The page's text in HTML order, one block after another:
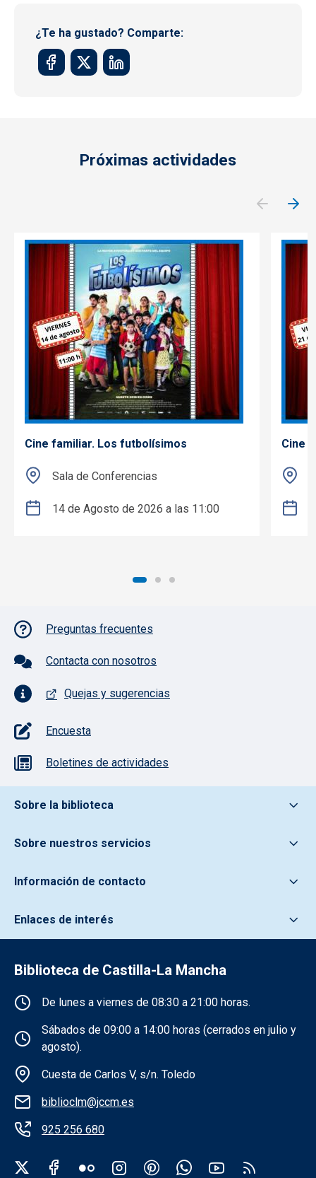
¿Te ha gustado? Comparte:
Próximas actividades
Cine familiar. Los futbolísimos
Sala de Conferencias
14 de Agosto de 2026 a las 11:00
Cine
Pie de página con iconos
Preguntas frecuentes
Contacta con nosotros
Quejas y sugerencias
Encuesta
Boletines de actividades
Pie de pagina información
Sobre la biblioteca
Sobre nuestros servicios
Información de contacto
Enlaces de interés
Biblioteca de Castilla-La Mancha
Información de la institución
De lunes a viernes de 08:30 a 21:00 horas.
Sábados de 09:00 a 14:00 horas (cerrados en julio y
agosto).
Cuesta de Carlos V, s/n. Toledo
biblioclm@jccm.es
925 256 680
Redes sociales institución